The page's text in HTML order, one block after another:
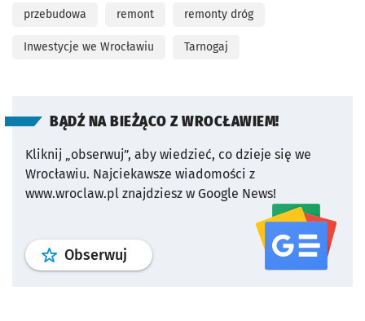
przebudowa remont remonty dróg
Inwestycje we Wrocławiu Tarnogaj
BĄDŹ NA BIEŻĄCO Z WROCŁAWIEM!
Kliknij „obserwuj”, aby wiedzieć, co dzieje się we
Wrocławiu. Najciekawsze wiadomości z
www.wroclaw.pl znajdziesz w Google News!
Obserwuj profil serwisu